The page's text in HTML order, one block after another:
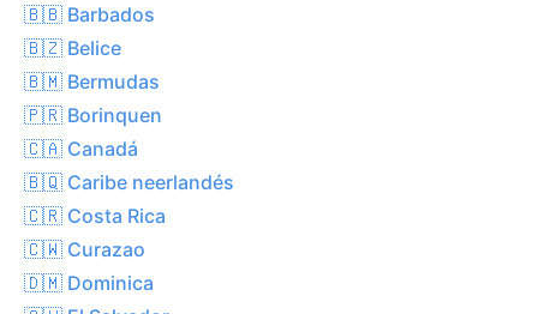
🇧🇧 Barbados
🇧🇿 Belice
🇧🇲 Bermudas
🇵🇷 Borinquen
🇨🇦 Canadá
🇧🇶 Caribe neerlandés
🇨🇷 Costa Rica
🇨🇼 Curazao
🇩🇲 Dominica